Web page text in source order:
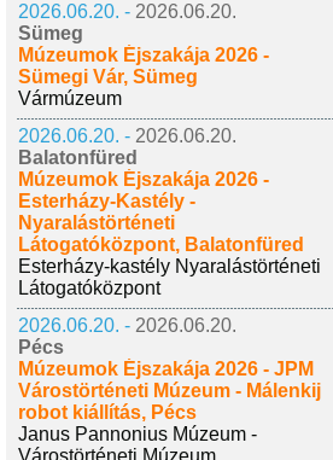
2026.06.20. - 2026.06.20.
Sümeg
Múzeumok Éjszakája 2026 -
Sümegi Vár, Sümeg
Vármúzeum
2026.06.20. - 2026.06.20.
Balatonfüred
Múzeumok Éjszakája 2026 -
Esterházy-Kastély -
Nyaralástörténeti
Látogatóközpont, Balatonfüred
Esterházy-kastély Nyaralástörténeti
Látogatóközpont
2026.06.20. - 2026.06.20.
Pécs
Múzeumok Éjszakája 2026 - JPM
Várostörténeti Múzeum - Málenkij
robot kiállítás, Pécs
Janus Pannonius Múzeum -
Várostörténeti Múzeum